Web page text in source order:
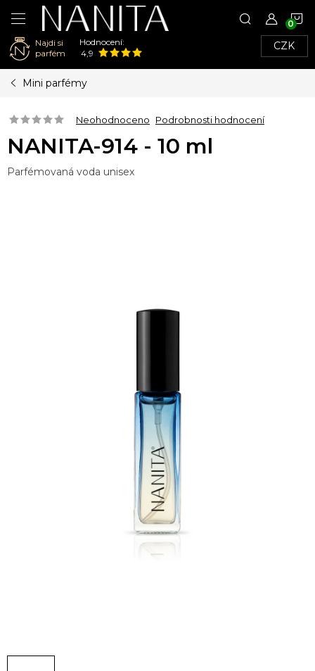
Najdi si
parfém
Hodnocení:
4,9
CZK
Mini parfémy
Neohodnoceno Podrobnosti hodnocení
NANITA-914 - 10 ml
Parfémovaná voda unisex